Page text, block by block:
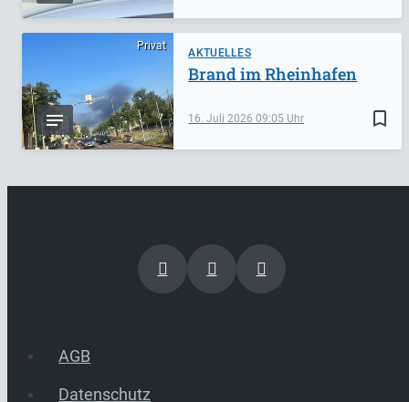
Privat
AKTUELLES
bookmark_border
16. Juli 202609:05
Brand im Rheinhafen
AGB
Datenschutz